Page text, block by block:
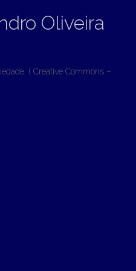
Oliveira
( Creative Commons –